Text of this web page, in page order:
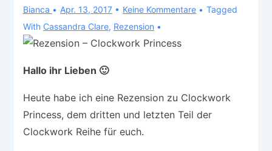
Bianca Apr. 13, 2017 Keine Kommentare
Tagged
With Cassandra Clare, Rezension
Hallo ihr Lieben 🙂
Heute habe ich eine Rezension zu Clockwork
Princess, dem dritten und letzten Teil der
Clockwork Reihe für euch.